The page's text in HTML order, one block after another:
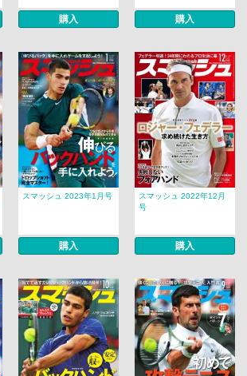
購入 購入
スマッシュ 2023年1月号
購入
スマッシュ 2022年12月
号
購入